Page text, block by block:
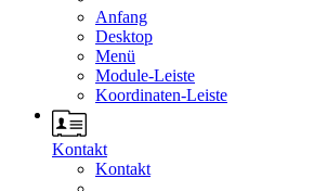
Anfang
Desktop
Menü
Module-Leiste
Koordinaten-Leiste
Kontakt
Kontakt